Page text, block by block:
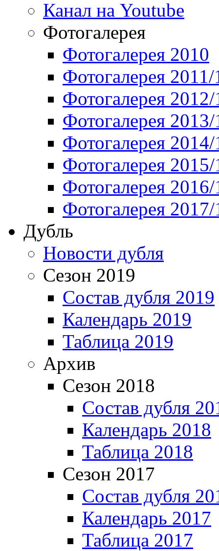
Канал на Youtube
Фотогалерея
Фотогалерея 2010
Фотогалерея 2011/
Фотогалерея
Фотогалерея
Фотогалерея
Фотогалерея
Фотогалерея
Фотогалерея
Дубль
Новости дубля
Сезон 2019
Состав дубля 2019
Календарь 2019
Таблица 2019
Архив
Сезон 2018
Состав дубля
Календарь 2018
Таблица 2018
Сезон 2017
Состав дубля
Календарь 2017
Таблица 2017